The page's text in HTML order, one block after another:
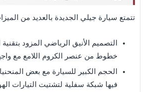
تتمتع سيارة جيلي الجديدة بالعديد من
التصميم الأنيق الرياضي المزود
خطوط من عنصر الكروم اللامع مع
الحجم الكبير للسيارة مع بعض
فيها شبكة سفلية لتشتيت التيارات